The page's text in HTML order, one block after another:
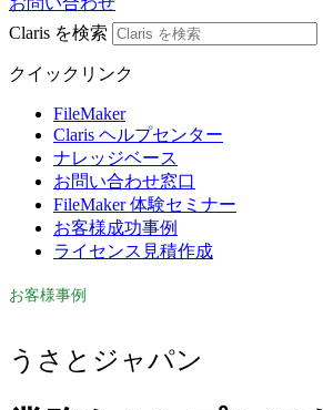
Claris を検索
クイックリンク
FileMaker
Claris ヘルプセンター
ナレッジベース
お問い合わせ窓口
FileMaker 体験セミナー
お客様成功事例
ライセンス見積作成
お客様事例
うさとジャパン